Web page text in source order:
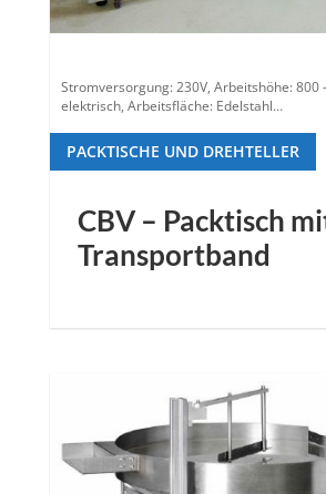
Stromversorgung: 230V, Arbeitshöhe: 800
elektrisch, Arbeitsfläche: Edelstahl…
CBV – Packtisch
Transportband
PACKTISCHE UND DREHTELLER